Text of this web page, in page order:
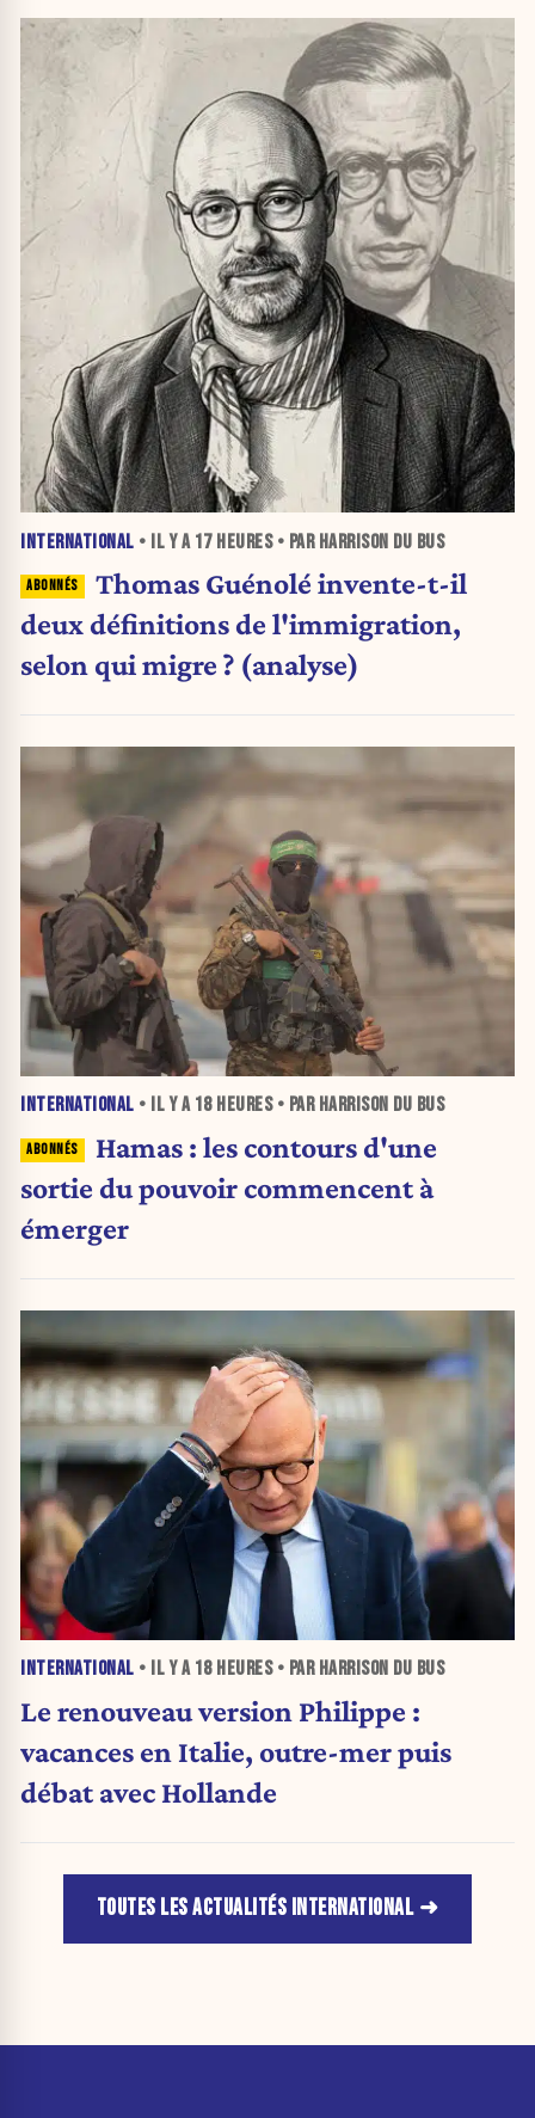
INTERNATIONAL • IL Y A 17 HEURES• PAR HARRISON DU BUS
Thomas Guénolé invente-t-il
deux définitions de l'immigration,
selon qui migre ? (analyse)
INTERNATIONAL • IL Y A 18 HEURES• PAR HARRISON DU BUS
Hamas : les contours d'une
sortie du pouvoir commencent à
émerger
INTERNATIONAL • IL Y A 18 HEURES• PAR HARRISON DU BUS
Le renouveau version Philippe :
vacances en Italie, outre-mer puis
débat avec Hollande
TOUTES LES ACTUALITÉS INTERNATIONAL